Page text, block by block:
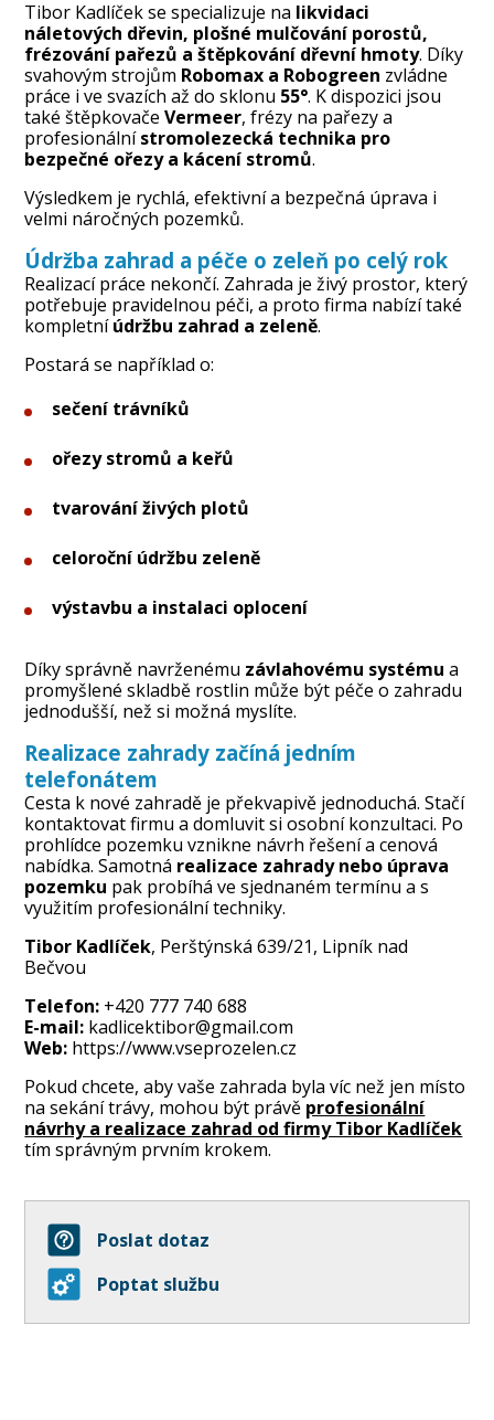
Tibor Kadlíček se specializuje na likvidaci
náletových dřevin, plošné mulčování porostů,
frézování pařezů a štěpkování dřevní hmoty. Díky
svahovým strojům Robomax a Robogreen zvládne
práce i ve svazích až do sklonu 55°. K dispozici jsou
také štěpkovačeVermeer, frézy na pařezy a
profesionálnístromolezecká technika pro
bezpečné ořezy a kácení stromů.
Výsledkem je rychlá, efektivní a bezpečná úprava i
velmi náročných pozemků.
Údržba zahrad a péče o zeleň po celý rok
Realizací práce nekončí. Zahrada je živý prostor, který
potřebuje pravidelnou péči, a proto firma nabízí také
kompletníúdržbu zahrad a zeleně.
Postará se například o:
sečení trávníků
ořezy stromů a keřů
tvarování živých plotů
celoroční údržbu zeleně
výstavbu a instalaci oplocení
Díky správně navrženému závlahovému systému a
promyšlené skladbě rostlin může být péče o zahradu
jednodušší, než si možná myslíte.
Realizace zahrady začíná jedním
telefonátem
Cesta k nové zahradě je překvapivě jednoduchá. Stačí
kontaktovat firmu a domluvit si osobní konzultaci. Po
prohlídce pozemku vznikne návrh řešení a cenová
nabídka. Samotná realizace zahrady nebo úprava
pozemku pak probíhá ve sjednaném termínu a s
využitím profesionální techniky.
Tibor Kadlíček, Perštýnská 639/21, Lipník nad
Bečvou
Telefon: +420 777 740 688
E-mail: kadlicektibor@gmail.com
Web: https://www.vseprozelen.cz
Pokud chcete, aby vaše zahrada byla víc než jen místo
na sekání trávy, mohou být právě profesionální
návrhy a realizace zahrad od firmy Tibor Kadlíček
tím správným prvním krokem.
Poslat dotaz
Poptat službu